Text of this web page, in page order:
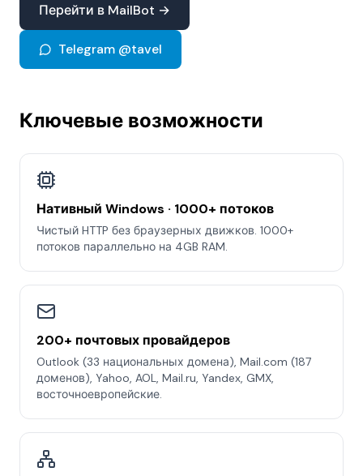
Перейти в MailBot →
Telegram @tavel
Ключевые возможности
Нативный Windows · 1000+ потоков
Чистый HTTP без браузерных движков. 1000+
потоков параллельно на 4GB RAM.
200+ почтовых провайдеров
Outlook (33 национальных домена), Mail.com (187
доменов), Yahoo, AOL, Mail.ru, Yandex, GMX,
восточноевропейские.